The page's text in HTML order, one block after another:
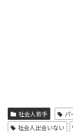
社会人若手 パ
社会人出会いない